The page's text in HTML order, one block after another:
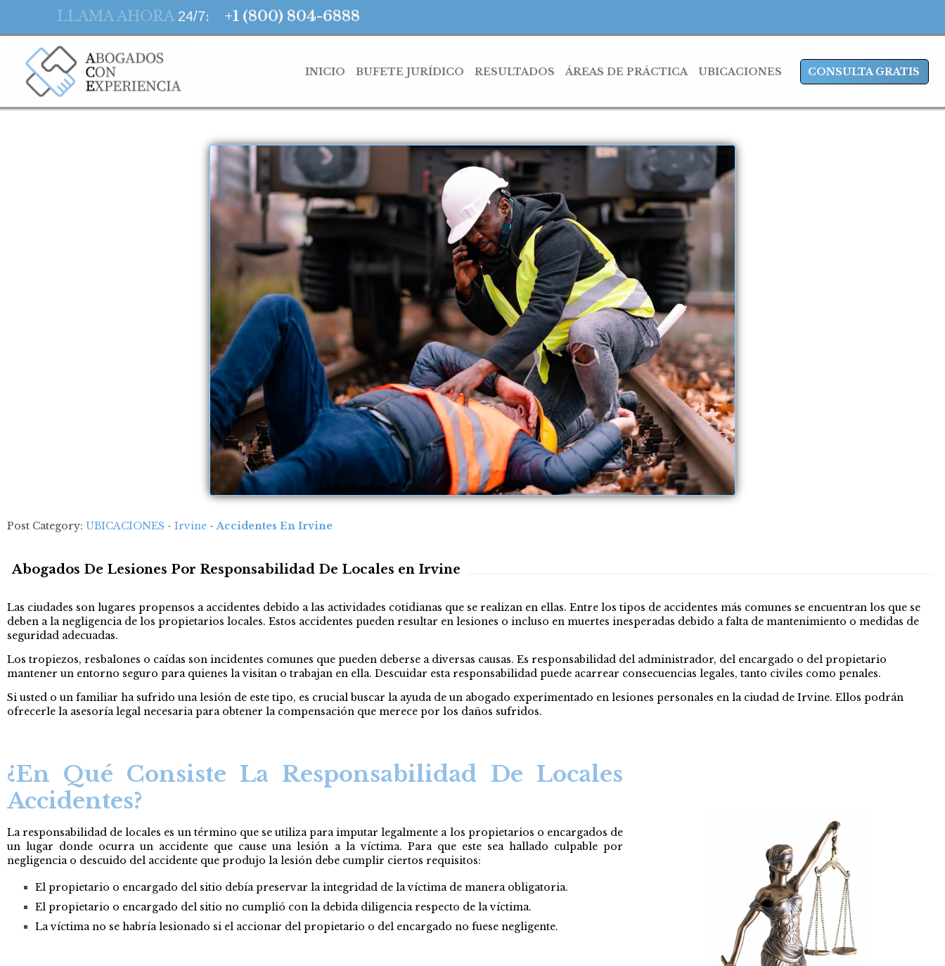
LLAMA AHORA 24/7: +1 (800) 804-6888
INICIO BUFETE JURÍDICO RESULTADOS ÁREAS DE PRÁCTICA UBICACIONES CONSULTA GRATIS
Post Category: UBICACIONES - Irvine -Accidentes En Irvine
Abogados De Lesiones Por Responsabilidad De Locales en Irvine
Las ciudades son lugares propensos a accidentes debido a las actividades cotidianas que se realizan en ellas. Entre los tipos de accidentes más comunes se encuentran los que se
deben a la negligencia de los propietarios locales. Estos accidentes pueden resultar en lesiones o incluso en muertes inesperadas debido a falta de mantenimiento o medidas de
seguridad adecuadas.
Los tropiezos, resbalones o caídas son incidentes comunes que pueden deberse a diversas causas. Es responsabilidad del administrador, del encargado o del propietario
mantener un entorno seguro para quienes la visitan o trabajan en ella. Descuidar esta responsabilidad puede acarrear consecuencias legales, tanto civiles como penales.
Si usted o un familiar ha sufrido una lesión de este tipo, es crucial buscar la ayuda de un abogado experimentado en lesiones personales en la ciudad de Irvine. Ellos podrán
ofrecerle la asesoría legal necesaria para obtener la compensación que merece por los daños sufridos.
¿En Qué Consiste La Responsabilidad De Locales
Accidentes?
La responsabilidad de locales es un término que se utiliza para imputar legalmente a los propietarios o encargados de
un lugar donde ocurra un accidente que cause una lesión a la víctima. Para que este sea hallado culpable por
negligencia o descuido del accidente que produjo la lesión debe cumplir ciertos requisitos:
El propietario o encargado del sitio debía preservar la integridad de la víctima de manera obligatoria.
El propietario o encargado del sitio no cumplió con la debida diligencia respecto de la víctima.
La víctima no se habría lesionado si el accionar del propietario o del encargado no fuese negligente.